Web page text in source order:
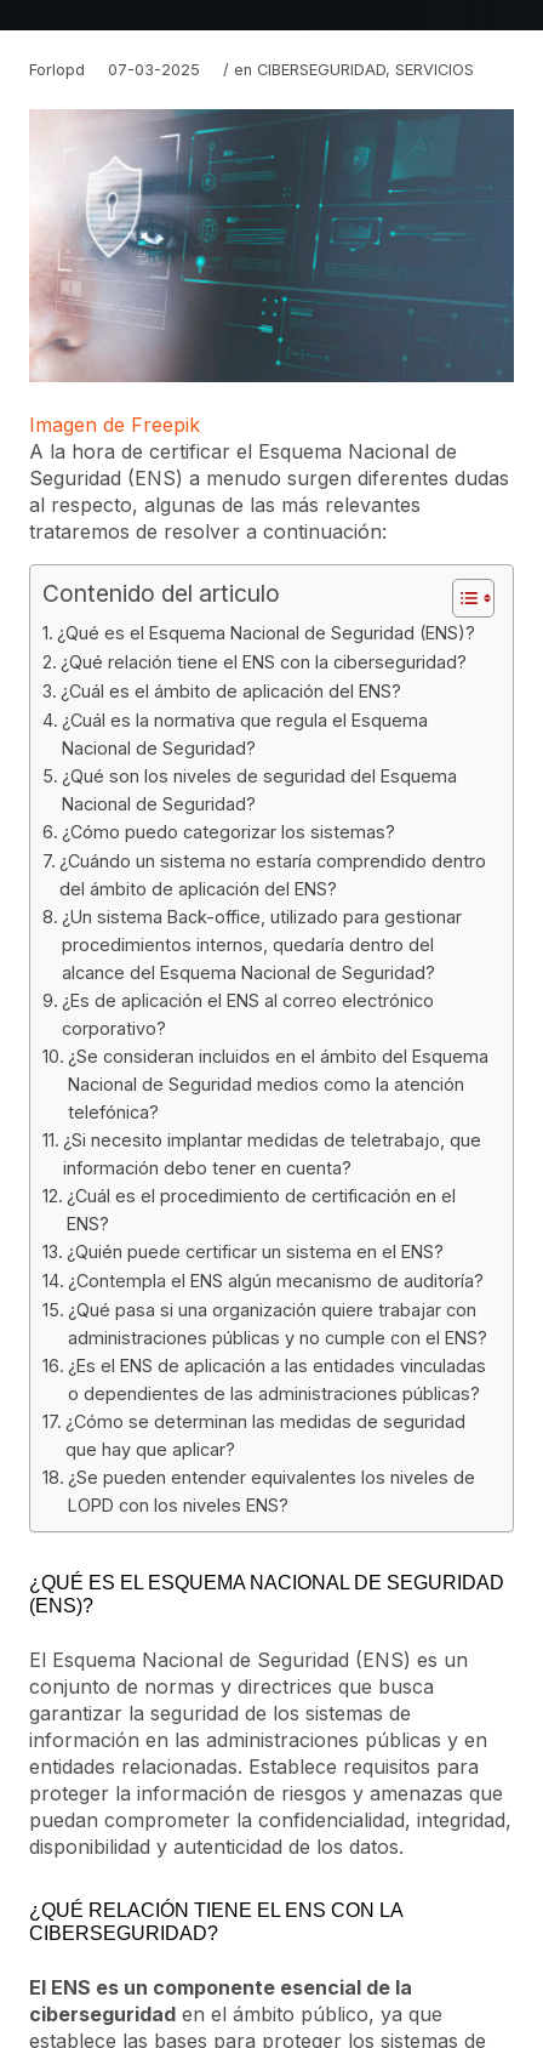
Forlopd 07-03-2025 / en CIBERSEGURIDAD,SERVICIOS
Imagen de Freepik
A la hora de certificar el Esquema Nacional de
Seguridad (ENS) a menudo surgen diferentes dudas
al respecto, algunas de las más relevantes
trataremos de resolver a continuación:
Contenido del articulo
¿Qué es el Esquema Nacional de Seguridad (ENS)?
¿Qué relación tiene el ENS con la ciberseguridad?
¿Cuál es el ámbito de aplicación del ENS?
¿Cuál es la normativa que regula el Esquema
Nacional de Seguridad?
¿Qué son los niveles de seguridad del Esquema
Nacional de Seguridad?
¿Cómo puedo categorizar los sistemas?
¿Cuándo un sistema no estaría comprendido dentro
del ámbito de aplicación del ENS?
¿Un sistema Back-office, utilizado para gestionar
procedimientos internos, quedaría dentro del
alcance del Esquema Nacional de Seguridad?
¿Es de aplicación el ENS al correo electrónico
corporativo?
¿Se consideran incluidos en el ámbito del Esquema
Nacional de Seguridad medios como la atención
telefónica?
¿Si necesito implantar medidas de teletrabajo, que
información debo tener en cuenta?
¿Cuál es el procedimiento de certificación en el
ENS?
¿Quién puede certificar un sistema en el ENS?
¿Contempla el ENS algún mecanismo de auditoría?
¿Qué pasa si una organización quiere trabajar con
administraciones públicas y no cumple con el ENS?
¿Es el ENS de aplicación a las entidades vinculadas
o dependientes de las administraciones públicas?
¿Cómo se determinan las medidas de seguridad
que hay que aplicar?
¿Se pueden entender equivalentes los niveles de
LOPD con los niveles ENS?
¿QUÉ ES EL ESQUEMA NACIONAL DE SEGURIDAD
(ENS)?
El Esquema Nacional de Seguridad (ENS) es un
conjunto de normas y directrices que busca
garantizar la seguridad de los sistemas de
información en las administraciones públicas y en
entidades relacionadas. Establece requisitos para
proteger la información de riesgos y amenazas que
puedan comprometer la confidencialidad, integridad,
disponibilidad y autenticidad de los datos.
¿QUÉ RELACIÓN TIENE EL ENS CON LA
CIBERSEGURIDAD?
El ENS es un componente esencial de la
ciberseguridad en el ámbito público, ya que
establece las bases para proteger los sistemas de